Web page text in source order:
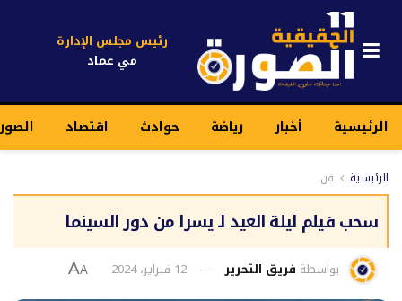
رئيس مجلس الإدارة
مي عماد
الرئيسية أخبار رياضة حوادث اقتصاد
الرئيسية فن
سحب فيلم ليلة العيد لـ يسرا من دور السينما
بواسطة فريق التحرير 12 فبراير، 2024 A
A